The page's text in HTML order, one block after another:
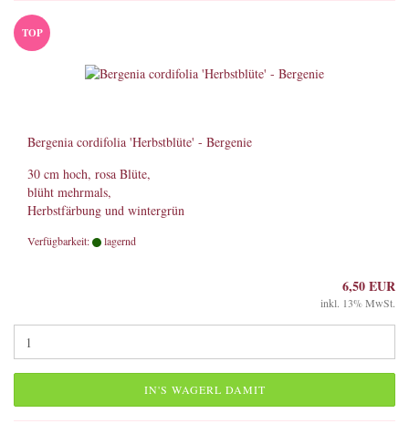
TOP
Bergenia cordifolia 'Herbstblüte' - Bergenie
30 cm hoch, rosa Blüte,
blüht mehrmals,
Herbstfärbung und wintergrün
Verfügbarkeit: lagernd
6,50 EUR
inkl. 13% MwSt.
IN'S WAGERL DAMIT